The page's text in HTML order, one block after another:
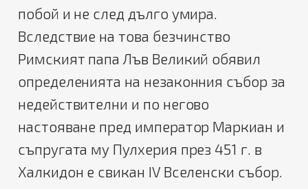
побой и не след дълго умира.
Вследствие на това безчинство
Римският папа Лъв Великий обявил
определенията на незаконния събор за
недействителни и по негово
настояване пред император Маркиан и
съпругата му Пулхерия през 451 г. в
Халкидон е свикан IV Вселенски събор.